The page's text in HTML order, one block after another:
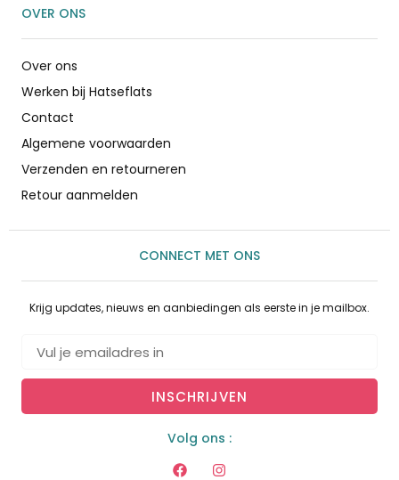
OVER ONS
Over ons
Werken bij Hatseflats
Contact
Algemene voorwaarden
Verzenden en retourneren
Retour aanmelden
CONNECT MET ONS
Krijg updates, nieuws en aanbiedingen als eerste in je mailbox.
INSCHRIJVEN
Volg ons :